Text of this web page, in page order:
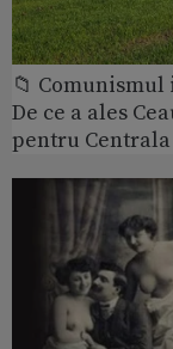
📁 Comunismul
De ce a ales
pentru Centrala